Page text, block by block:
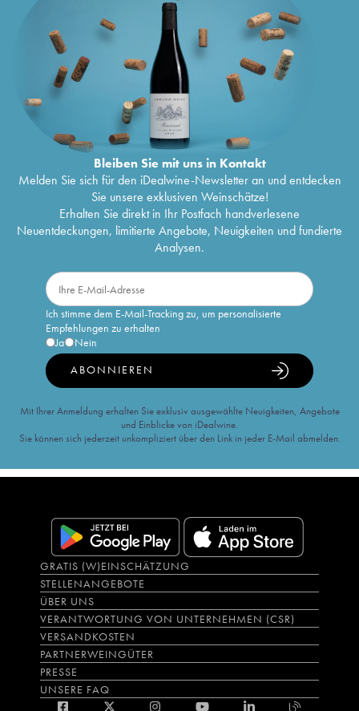
Bleiben Sie mit uns in Kontakt
Melden Sie sich für den iDealwine-Newsletter an und entdecken
Sie unsere exklusiven Weinschätze!
Erhalten Sie direkt in Ihr Postfach handverlesene
Neuentdeckungen, limitierte Angebote, Neuigkeiten und fundierte
Analysen.
Ich stimme dem E-Mail-Tracking zu, um personalisierte
Empfehlungen zu erhalten
Ja
Nein
ABONNIEREN
Mit Ihrer Anmeldung erhalten Sie exklusiv ausgewählte Neuigkeiten, Angebote
und Einblicke von iDealwine.
Sie können sich jederzeit unkompliziert über den Link in jeder E-Mail abmelden.
GRATIS (W)EINSCHÄTZUNG
STELLENANGEBOTE
ÜBER UNS
VERANTWORTUNG VON UNTERNEHMEN (CSR)
VERSANDKOSTEN
PARTNERWEINGÜTER
PRESSE
UNSERE FAQ